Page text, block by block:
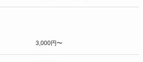
3,000円〜